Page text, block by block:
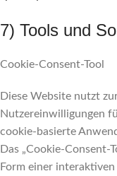
7) Tools und
Cookie-Consent-Tool
Diese Website nutzt
Nutzereinwilligungen
cookie-basierte
Das „Cookie-
Form einer